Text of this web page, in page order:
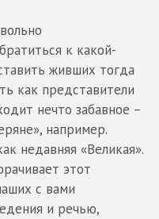
к какой-
живших тогда
как представители
нечто забавное –
например.
недавняя «Великая».
этот
с вами
и речью,